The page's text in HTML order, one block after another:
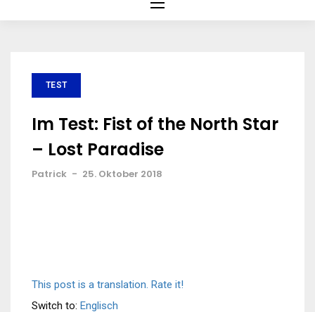
TEST
Im Test: Fist of the North Star
– Lost Paradise
Patrick - 25. Oktober 2018
This post is a translation. Rate it!
Switch to: Englisch